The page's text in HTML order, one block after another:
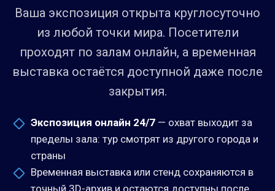
Ваша экспозиция открыта круглосуточно
из любой точки мира. Посетители
проходят по залам онлайн, а временная
выставка остаётся доступной даже после
закрытия.
Экспозиция онлайн 24/7 — охват выходит за
пределы зала: тур смотрят из другого города и
страны
Временная выставка или стенд сохраняются в
точный 3D-архив и остаются доступны после